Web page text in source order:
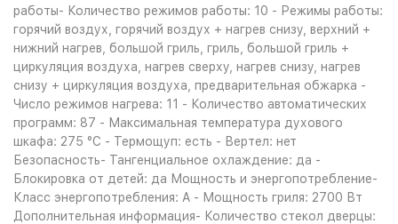
работы- Количество режимов работы: 10 - Режимы работы:
горячий воздух, горячий воздух + нагрев снизу, верхний +
нижний нагрев, большой гриль, гриль, большой гриль +
циркуляция воздуха, нагрев сверху, нагрев снизу, нагрев
снизу + циркуляция воздуха, предварительная обжарка -
Число режимов нагрева: 11 - Количество автоматических
программ: 87 - Максимальная температура духового
шкафа: 275 °С - Термощуп: есть - Вертел: нет
Безопасность- Тангенциальное охлаждение: да -
Блокировка от детей: да Мощность и энергопотребление-
Класс энергопотребления: A - Мощность гриля: 2700 Вт
Дополнительная информация- Количество стекол дверцы: